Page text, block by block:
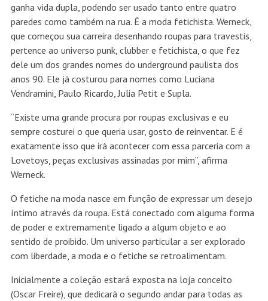
ganha vida dupla, podendo ser usado tanto entre quatro
paredes como também na rua. É a moda fetichista. Werneck,
que começou sua carreira desenhando roupas para travestis,
pertence ao universo punk, clubber e fetichista, o que fez
dele um dos grandes nomes do underground paulista dos
anos 90. Ele já costurou para nomes como Luciana
Vendramini, Paulo Ricardo, Julia Petit e Supla.
“Existe uma grande procura por roupas exclusivas e eu
sempre costurei o que queria usar, gosto de reinventar. E é
exatamente isso que irá acontecer com essa parceria com a
Lovetoys, peças exclusivas assinadas por mim”, afirma
Werneck.
O fetiche na moda nasce em função de expressar um desejo
íntimo através da roupa. Está conectado com alguma forma
de poder e extremamente ligado a algum objeto e ao
sentido de proibido. Um universo particular a ser explorado
com liberdade, a moda e o fetiche se retroalimentam.
Inicialmente a coleção estará exposta na loja conceito
(Oscar Freire), que dedicará o segundo andar para todas as